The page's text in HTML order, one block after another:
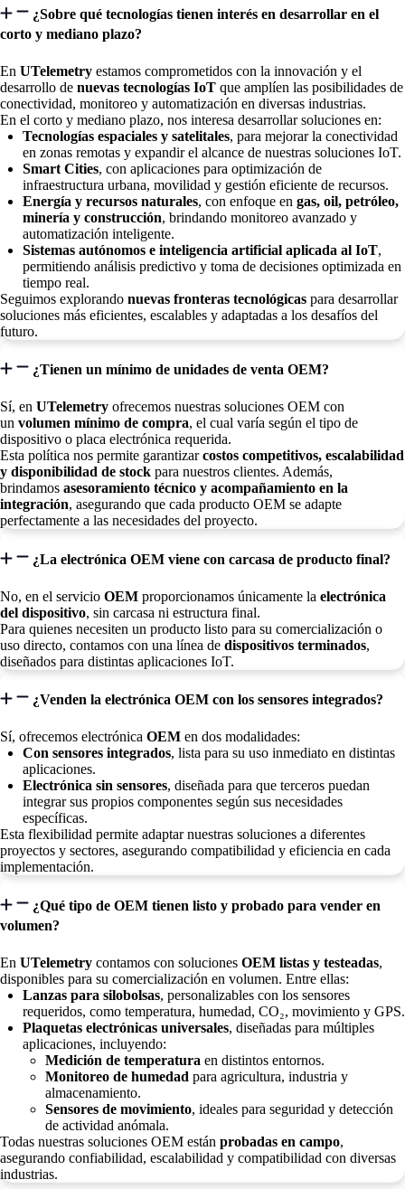
¿Sobre qué tecnologías tienen interés en desarrollar en el
corto y mediano plazo?
En UTelemetry estamos comprometidos con la innovación y el
desarrollo de nuevas tecnologías IoT que amplíen las posibilidades de
conectividad, monitoreo y automatización en diversas industrias.
En el corto y mediano plazo, nos interesa desarrollar soluciones en:
Tecnologías espaciales y satelitales, para mejorar la conectividad
en zonas remotas y expandir el alcance de nuestras soluciones IoT.
Smart Cities, con aplicaciones para optimización de
infraestructura urbana, movilidad y gestión eficiente de recursos.
Energía y recursos naturales, con enfoque en gas, oil, petróleo,
minería y construcción, brindando monitoreo avanzado y
automatización inteligente.
Sistemas autónomos e inteligencia artificial aplicada al IoT,
permitiendo análisis predictivo y toma de decisiones optimizada en
tiempo real.
Seguimos explorando nuevas fronteras tecnológicas para desarrollar
soluciones más eficientes, escalables y adaptadas a los desafíos del
futuro.
¿Tienen un mínimo de unidades de venta OEM?
Sí, en UTelemetry ofrecemos nuestras soluciones OEM con
un volumen mínimo de compra, el cual varía según el tipo de
dispositivo o placa electrónica requerida.
Esta política nos permite garantizarcostos competitivos, escalabilidad
y disponibilidad de stock para nuestros clientes. Además,
brindamos asesoramiento técnico y acompañamiento en la
integración, asegurando que cada producto OEM se adapte
perfectamente a las necesidades del proyecto.
¿La electrónica OEM viene con carcasa de producto final?
No, en el servicio OEM proporcionamos únicamente la electrónica
del dispositivo, sin carcasa ni estructura final.
Para quienes necesiten un producto listo para su comercialización o
uso directo, contamos con una línea de dispositivos terminados,
diseñados para distintas aplicaciones IoT.
¿Venden la electrónica OEM con los sensores integrados?
Sí, ofrecemos electrónica OEM en dos modalidades:
Con sensores integrados, lista para su uso inmediato en distintas
aplicaciones.
Electrónica sin sensores, diseñada para que terceros puedan
integrar sus propios componentes según sus necesidades
específicas.
Esta flexibilidad permite adaptar nuestras soluciones a diferentes
proyectos y sectores, asegurando compatibilidad y eficiencia en cada
implementación.
¿Qué tipo de OEM tienen listo y probado para vender en
volumen?
En UTelemetry contamos con soluciones OEM listas y testeadas,
disponibles para su comercialización en volumen. Entre ellas:
Lanzas para silobolsas, personalizables con los sensores
requeridos, como temperatura, humedad, CO₂, movimiento y GPS.
Plaquetas electrónicas universales, diseñadas para múltiples
aplicaciones, incluyendo:
Medición de temperatura en distintos entornos.
Monitoreo de humedad para agricultura, industria y
almacenamiento.
Sensores de movimiento, ideales para seguridad y detección
de actividad anómala.
Todas nuestras soluciones OEM están probadas en campo,
asegurando confiabilidad, escalabilidad y compatibilidad con diversas
industrias.